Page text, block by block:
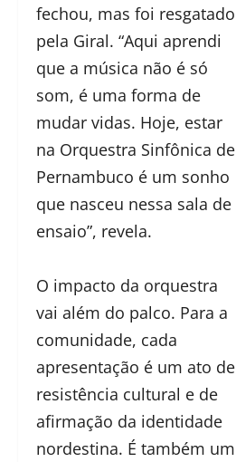
fechou, mas foi resgatado
pela Giral. “Aqui aprendi
que a música não é só
som, é uma forma de
mudar vidas. Hoje, estar
na Orquestra Sinfônica de
Pernambuco é um sonho
que nasceu nessa sala de
ensaio”, revela.
O impacto da orquestra
vai além do palco. Para a
comunidade, cada
apresentação é um ato de
resistência cultural e de
afirmação da identidade
nordestina. É também um